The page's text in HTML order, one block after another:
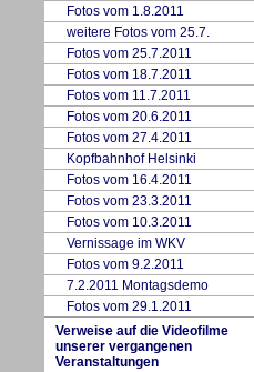
Fotos vom 1.8.2011
weitere Fotos vom 25.7.
Fotos vom 25.7.2011
Fotos vom 18.7.2011
Fotos vom 11.7.2011
Fotos vom 20.6.2011
Fotos vom 27.4.2011
Kopfbahnhof Helsinki
Fotos vom 16.4.2011
Fotos vom 23.3.2011
Fotos vom 10.3.2011
Vernissage im WKV
Fotos vom 9.2.2011
7.2.2011 Montagsdemo
Fotos vom 29.1.2011
Verweise auf die Videofilme
unserer vergangenen
Veranstaltungen